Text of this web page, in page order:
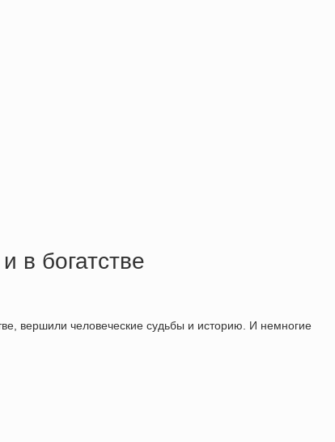
в богатстве
вершили человеческие судьбы и историю. И немногие